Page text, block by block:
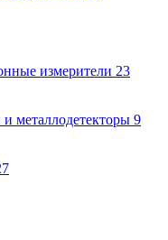
измерители 23
металлодетекторы 9